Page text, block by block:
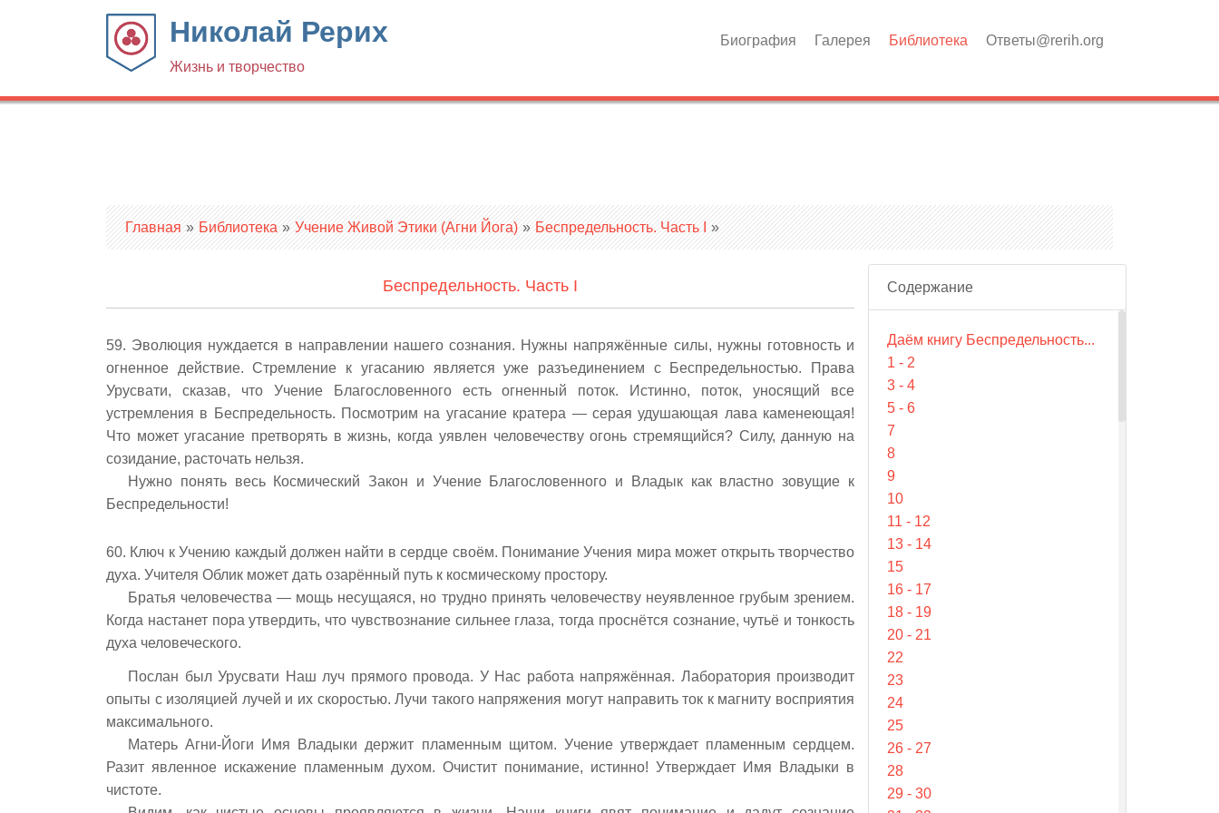
Николай Рерих
Жизнь и творчество
Биография Галерея Библиотека Ответы@rerih.org
Вы здесь
Главная » Библиотека » Учение Живой Этики (Агни Йога) » Беспредельность. Часть I »
Беспредельность. Часть I
59. Эволюция нуждается в направлении нашего сознания. Нужны напряжённые силы, нужны готовность и
огненное действие. Стремление к угасанию является уже разъединением с Беспредельностью. Права
Урусвати, сказав, что Учение Благословенного есть огненный поток. Истинно, поток, уносящий все
устремления в Беспредельность. Посмотрим на угасание кратера — серая удушающая лава каменеющая!
Что может угасание претворять в жизнь, когда уявлен человечеству огонь стремящийся? Силу, данную на
созидание, расточать нельзя.
Нужно понять весь Космический Закон и Учение Благословенного и Владык как властно зовущие к
Беспредельности!
60. Ключ к Учению каждый должен найти в сердце своём. Понимание Учения мира может открыть творчество
духа. Учителя Облик может дать озарённый путь к космическому простору.
Братья человечества — мощь несущаяся, но трудно принять человечеству неуявленное грубым зрением.
Когда настанет пора утвердить, что чувствознание сильнее глаза, тогда проснётся сознание, чутьё и тонкость
духа человеческого.
Послан был Урусвати Наш луч прямого провода. У Нас работа напряжённая. Лаборатория производит
опыты с изоляцией лучей и их скоростью. Лучи такого напряжения могут направить ток к магниту восприятия
максимального.
Матерь Агни-Йоги Имя Владыки держит пламенным щитом. Учение утверждает пламенным сердцем.
Разит явленное искажение пламенным духом. Очистит понимание, истинно! Утверждает Имя Владыки в
чистоте.
Содержание
Даём книгу Беспредельность...
1 - 2
3 - 4
5 - 6
7
8
9
10
11 - 12
13 - 14
15
16 - 17
18 - 19
20 - 21
22
23
24
25
26 - 27
28
29 - 30